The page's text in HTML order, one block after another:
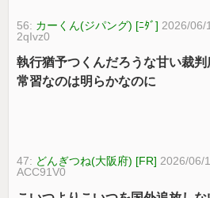
56: カーくん(ジパング) [ﾆﾀﾞ] 2026/06/
2qIvz0
執行猶予つくんだろうな甘い裁判
常習なのは明らかなのに
47: どんぎつね(大阪府) [FR] 2026/06/
ACC91V0